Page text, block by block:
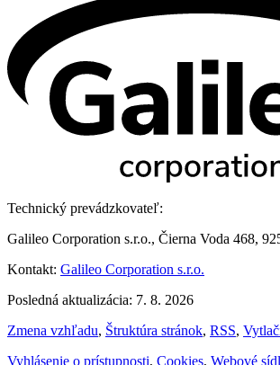
Technický prevádzkovateľ:
Galileo Corporation s.r.o., Čierna Voda 468,
Kontakt: Galileo Corporation s.r.o.
Posledná aktualizácia: 7. 8. 2026
Zmena vzhľadu, Štruktúra stránok, RSS,
Vyhlásenie o prístupnosti, Cookies, Webové